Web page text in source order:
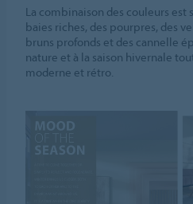
La combinaison des couleurs est
baies riches, des pourpres, des
bruns profonds et des cannelle
nature et à la saison hivernale
moderne et rétro.